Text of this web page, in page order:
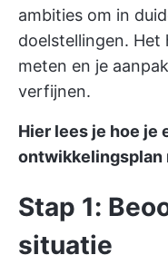
ambities om in
doelstellingen.
meten en je
verfijnen.
Hier lees je hoe je
ontwikkelingsplan
Stap 1:
situatie